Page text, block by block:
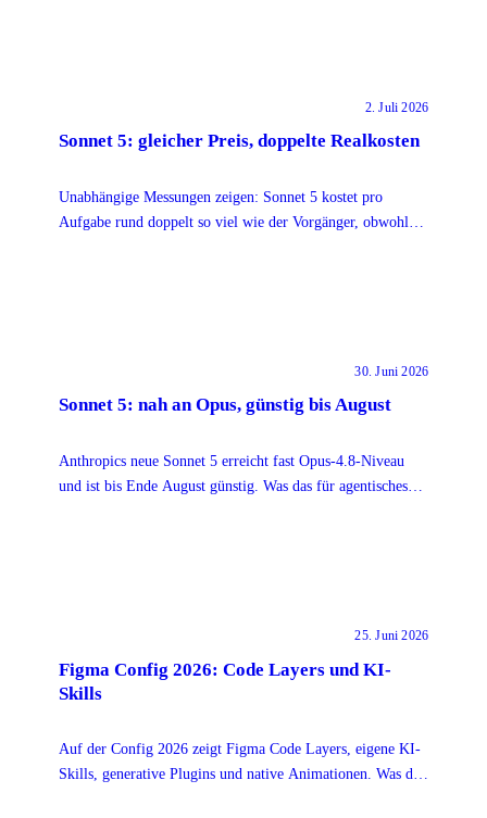
2. Juli 2026
Sonnet 5: gleicher Preis, doppelte Realkosten
Unabhängige Messungen zeigen: Sonnet 5 kostet pro
Aufgabe rund doppelt so viel wie der Vorgänger, obwohl
30. Juni 2026
Sonnet 5: nah an Opus, günstig bis August
Anthropics neue Sonnet 5 erreicht fast Opus-4.8-Niveau
und ist bis Ende August günstig. Was das für agentisches
25. Juni 2026
Figma Config 2026: Code Layers und KI-
Skills
Auf der Config 2026 zeigt Figma Code Layers, eigene KI-
Skills, generative Plugins und native Animationen. Was den